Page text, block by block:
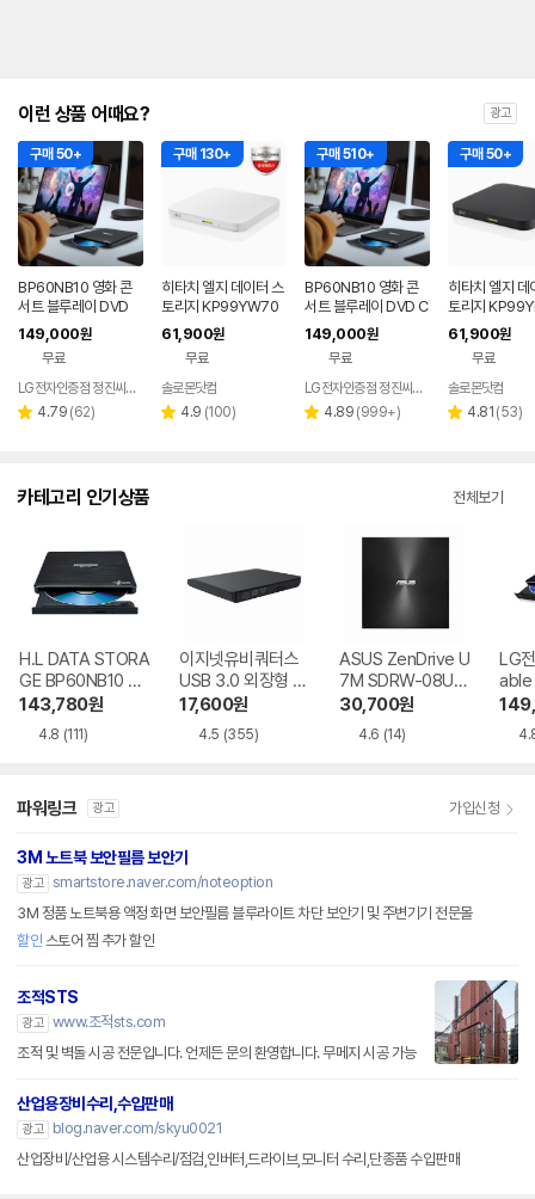
이런 상품 어때요? 광고
구매 50+
BP60NB10 영화 콘
서트 블루레이 DVD
플레이어 노트북 외장
ODD 맥 호환
149,000원
무료
LG전자인증점 정진씨앤에스
별 4.79 리
(62)
구매 130+
히타치 엘지 데이터 스
토리지 KP99YW70
DVD 화이트 외장OD
D CD DVD 리핑 안드
로이드
61,900원
무료
페이
솔로몬닷컴
별 4.9 리
(100)
구매 510+
BP60NB10 영화 콘
서트 블루레이 DVD C
D 재생 리핑 노트북 외
장 ODD
149,000원
무료
LG전자인증점 정진씨앤에스
별 4.89 리
(999+)
구매 50+
히타치 엘지 데
토리지
VD 블랙 외장
D DVD 리핑
61,900원
무료
페
솔로몬닷컴
별 4.81 리
(53)
카테고리 인기상품 전체보기
H.L DATA STORA
GE BP60NB10 블
루레이 외장ODD
143,780원
4.8 (111)
이지넷유비쿼터스
USB 3.0 외장형 D
VD-RW NEXT-20
0DVD-RW
17,600원
4.5 (355)
ASUS ZenDrive U
7M SDRW-08U7
M-U-B
30,700원
4.6 (14)
LG
able
파워링크 광고 가입신청
3M 노트북 보안필름 보안기
광고 smartstore.naver.com/noteoption
3M 정품 노트북용 액정 화면 보안필름 블루라이트 차단 보안기 및 주변기기 전문몰
할인 스토어 찜 추가 할인
조적STS
광고 www.조적sts.com
조적 및 벽돌 시공 전문입니다. 언제든 문의 환영합니다. 무메지 시공 가능
산업용장비수리,수입판매
광고
blog.naver.com/skyu0021
산업장비/산업용 시스템수리/점검,인버터,드라이브,모니터 수리,단종품 수입판매